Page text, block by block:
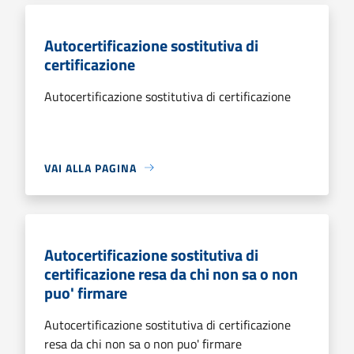
Autocertificazione sostitutiva di
certificazione
Autocertificazione sostitutiva di certificazione
VAI ALLA PAGINA
Autocertificazione sostitutiva di
certificazione resa da chi non sa o non
puo' firmare
Autocertificazione sostitutiva di certificazione
resa da chi non sa o non puo' firmare